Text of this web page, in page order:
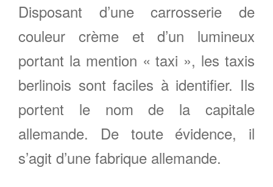
Disposant d’une carrosserie de
couleur crème et d’un lumineux
portant la mention « taxi », les taxis
berlinois sont faciles à identifier. Ils
portent le nom de la capitale
allemande. De toute évidence, il
s’agit d’une fabrique allemande.